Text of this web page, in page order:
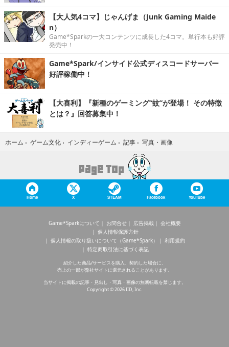
【大人気4コマ】じゃんげま（Junk Gaming Maide
n）
Game*Sparkの一大コンテンツに成長した4コマ。単行本も好評
発売中！
Game*Spark/インサイド公式ディスコードサーバー
好評稼働中！
【大喜利】『新種のゲーミング“蚊”が登場！ その特徴
とは？』回答募集中！
ホーム › ゲーム文化 › インディーゲーム › 記事 › 写真・画像
Home X STEAM Facebook YouTube
Game*Sparkについて お問合せ 広告掲載
会社概要
個人情報保護方針
個人情報の取り扱いについて（Game*Spark）
利用規約
特定商取引法に基づく表記
紹介した商品/サービスを購入、契約した場合に、
売上の一部が弊社サイトに還元されることがあります。
当サイトに掲載の記事・見出し・写真・画像の無断転載を禁じます。
Copyright © 2026 IID, Inc.